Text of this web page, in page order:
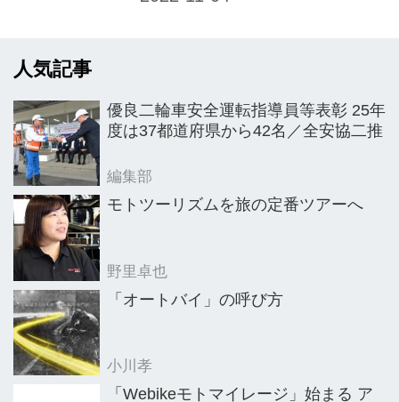
人気記事
優良二輪車安全運転指導員等表彰 25年
度は37都道府県から42名／全安協二推
編集部
モトツーリズムを旅の定番ツアーへ
野里卓也
「オートバイ」の呼び方
小川孝
「Webikeモトマイレージ」始まる ア